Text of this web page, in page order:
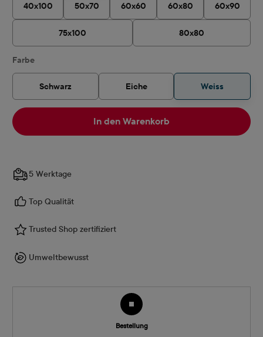
40x100 50x70 60x60 60x80 60x90
75x100 80x80
Farbeauswählen
Schwarz Eiche Weiss
In den Warenkorb
5 Werktage
Top Qualität
Trusted Shop zertifiziert
Umweltbewusst
Bestellung